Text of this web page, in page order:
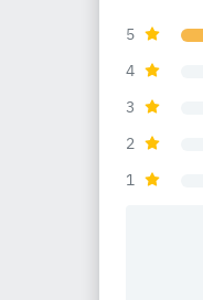
5
4
3
2
1